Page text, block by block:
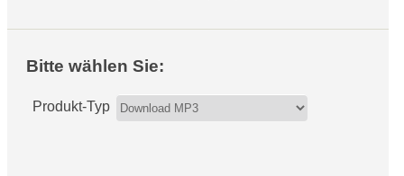
Bitte wählen Sie:
Produkt-Typ